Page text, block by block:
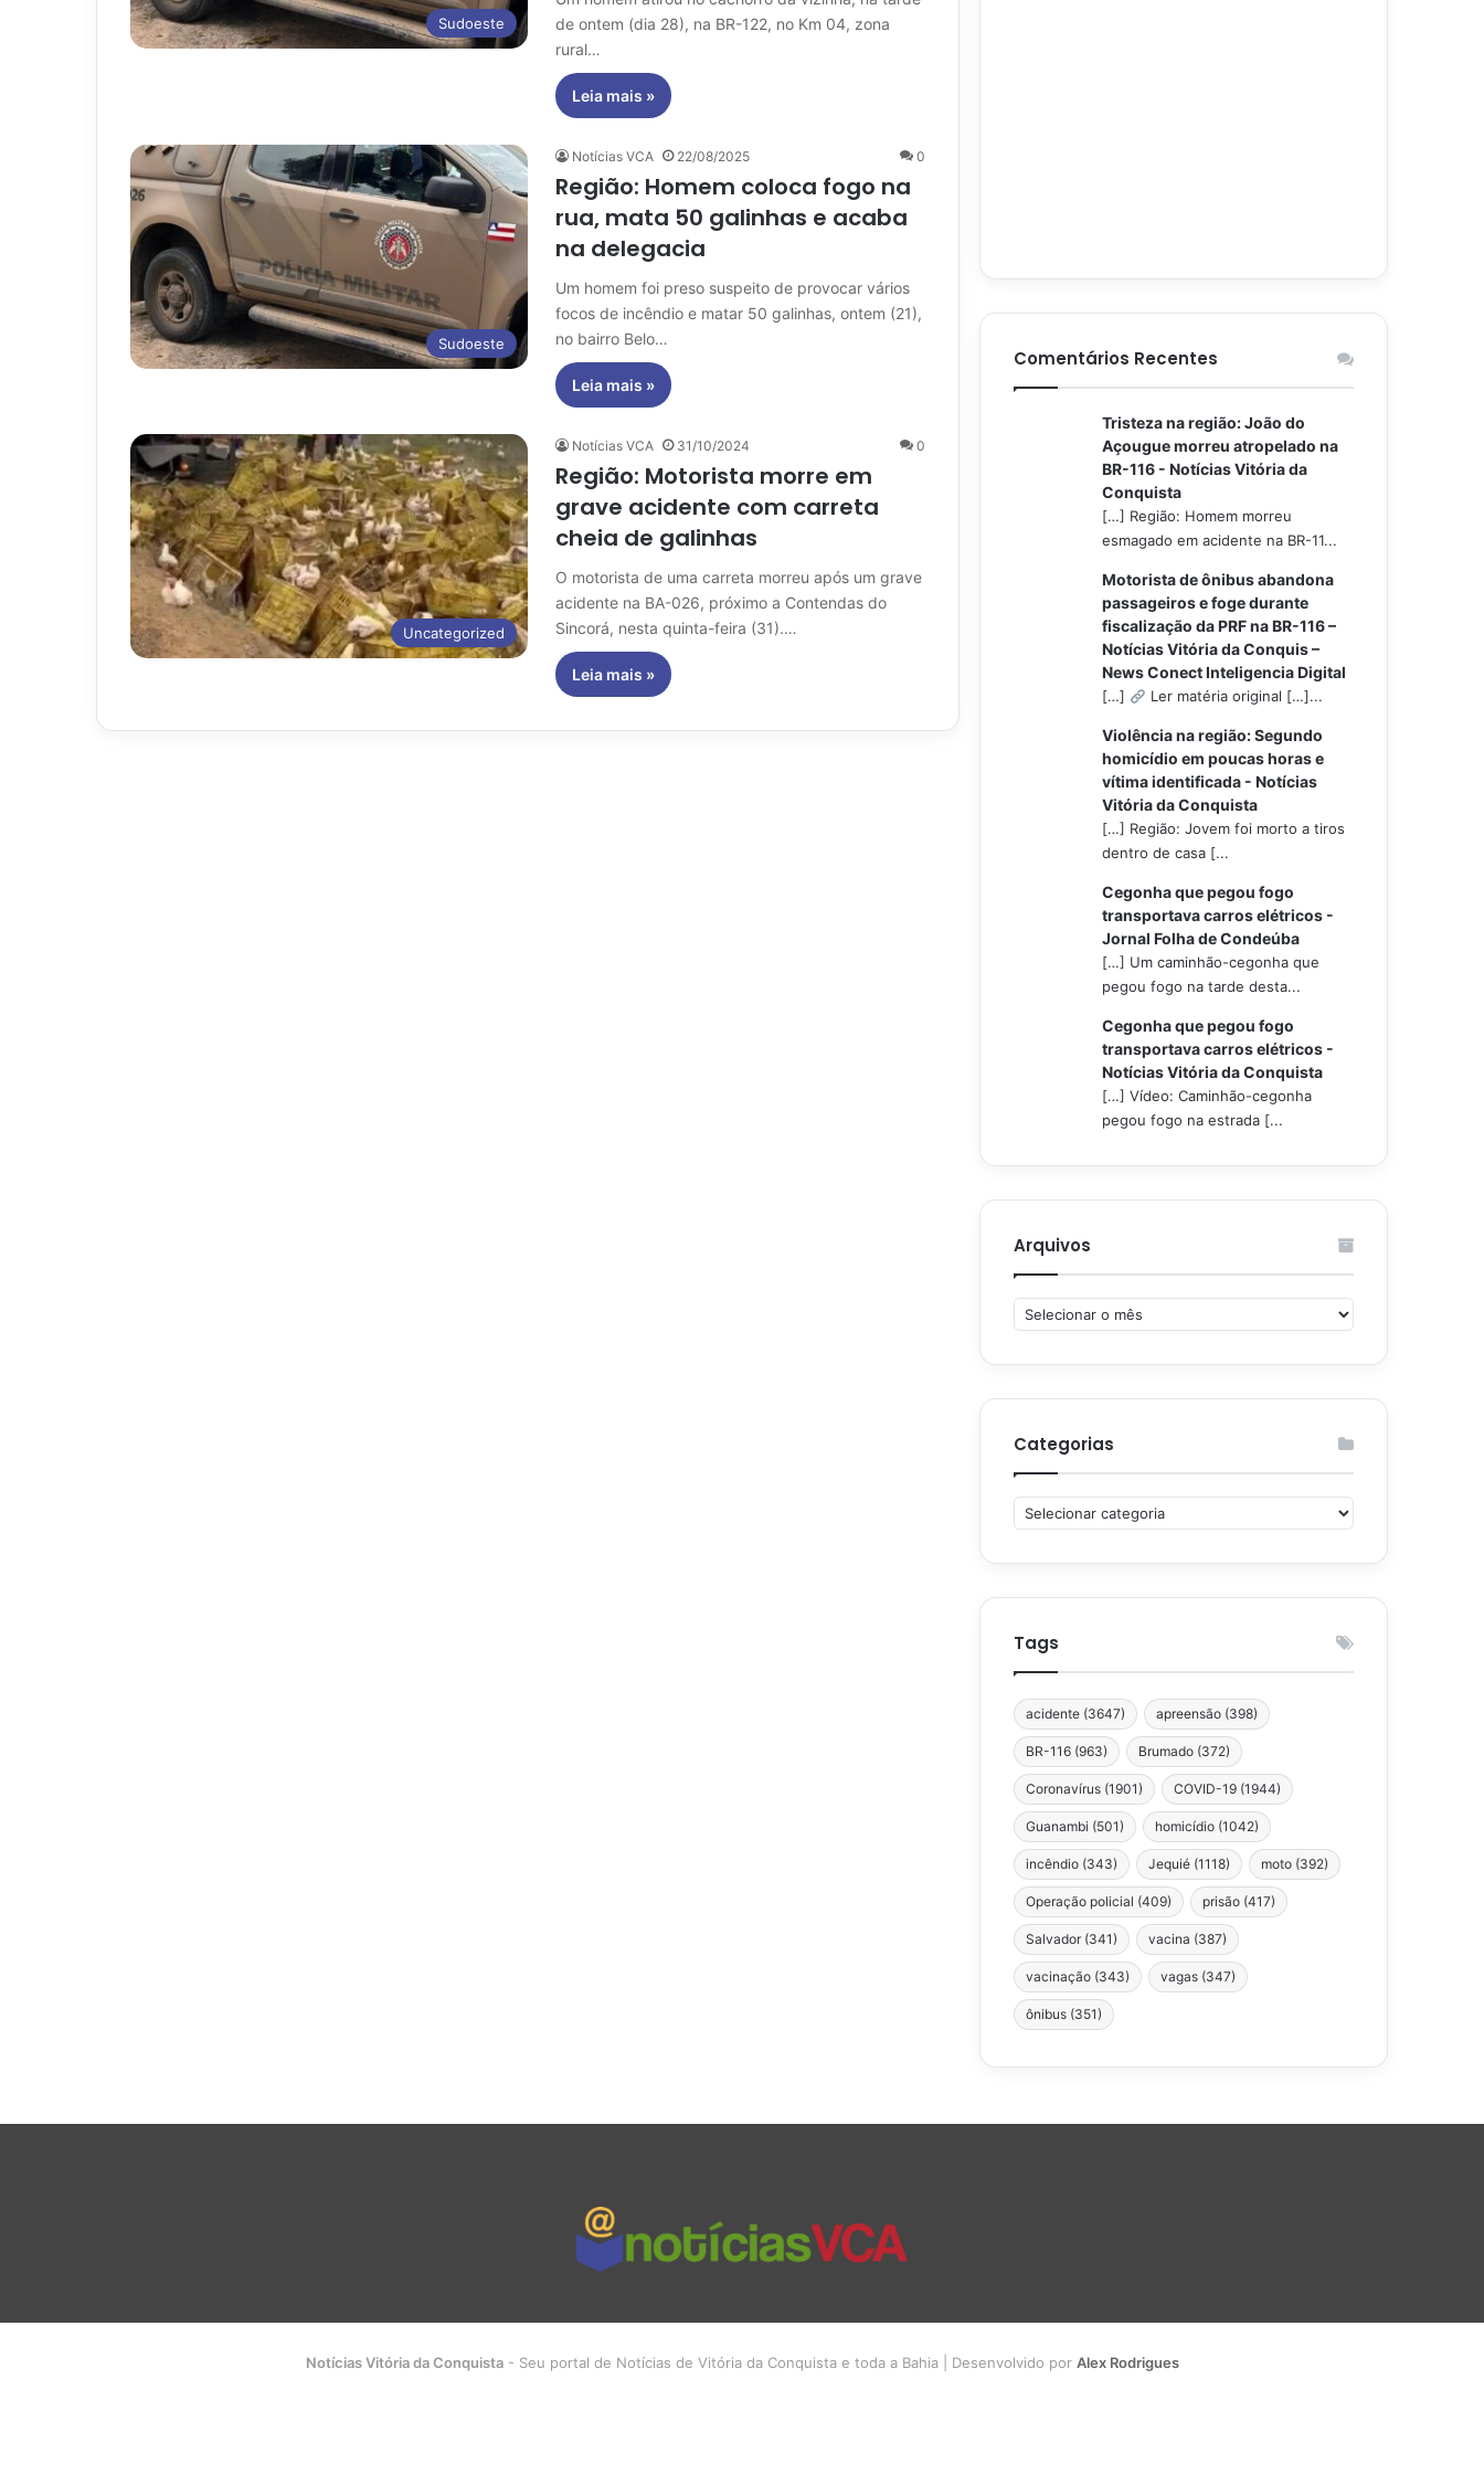
Sudoeste
de ontem (dia 28), na BR-122, no Km 04, zona
rural…
Leia mais »
Sudoeste
Notícias VCA 22/08/2025 0
Região: Homem coloca fogo na
rua, mata 50 galinhas e acaba
na delegacia
Um homem foi preso suspeito de provocar vários
focos de incêndio e matar 50 galinhas, ontem (21),
no bairro Belo…
Leia mais »
Uncategorized
Notícias VCA 31/10/2024 0
Região: Motorista morre em
grave acidente com carreta
cheia de galinhas
O motorista de uma carreta morreu após um grave
acidente na BA-026, próximo a Contendas do
Sincorá, nesta quinta-feira (31).…
Leia mais »
Comentários Recentes
Tristeza na região: João do
Açougue morreu atropelado na
BR-116 - Notícias Vitória da
Conquista
[…] Região: Homem morreu
esmagado em acidente na BR-11...
Motorista de ônibus abandona
passageiros e foge durante
fiscalização da PRF na BR-116 –
Notícias Vitória da Conquis –
News Conect Inteligencia Digital
[…] Ler matéria original […]...
Violência na região: Segundo
homicídio em poucas horas e
vítima identificada - Notícias
Vitória da Conquista
[…] Região: Jovem foi morto a tiros
dentro de casa [...
Cegonha que pegou fogo
transportava carros elétricos -
Jornal Folha de Condeúba
[…] Um caminhão-cegonha que
pegou fogo na tarde desta...
Cegonha que pegou fogo
transportava carros elétricos -
Notícias Vitória da Conquista
[…] Vídeo: Caminhão-cegonha
pegou fogo na estrada [...
Arquivos
Arquivos
Categorias
Categorias
Tags
acidente (3647) apreensão (398)
BR-116 (963) Brumado (372)
Coronavírus (1901) COVID-19 (1944)
Guanambi (501) homicídio (1042)
incêndio (343) Jequié (1118) moto (392)
Operação policial (409) prisão (417)
Salvador (341) vacina (387)
vacinação (343) vagas (347)
ônibus (351)
Notícias Vitória da Conquista- Seu portal de Notícias de Vitória da Conquista e toda a Bahia | Desenvolvido por Alex Rodrigues